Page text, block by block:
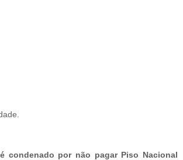
condenado por não pagar Piso Nacional